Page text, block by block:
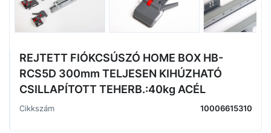
REJTETT FIÓKCSÚSZÓ HOME BOX HB-
RCS5D 300mm TELJESEN KIHÚZHATÓ
CSILLAPÍTOTT TEHERB.:40kg ACÉL
Cikkszám 10006615310